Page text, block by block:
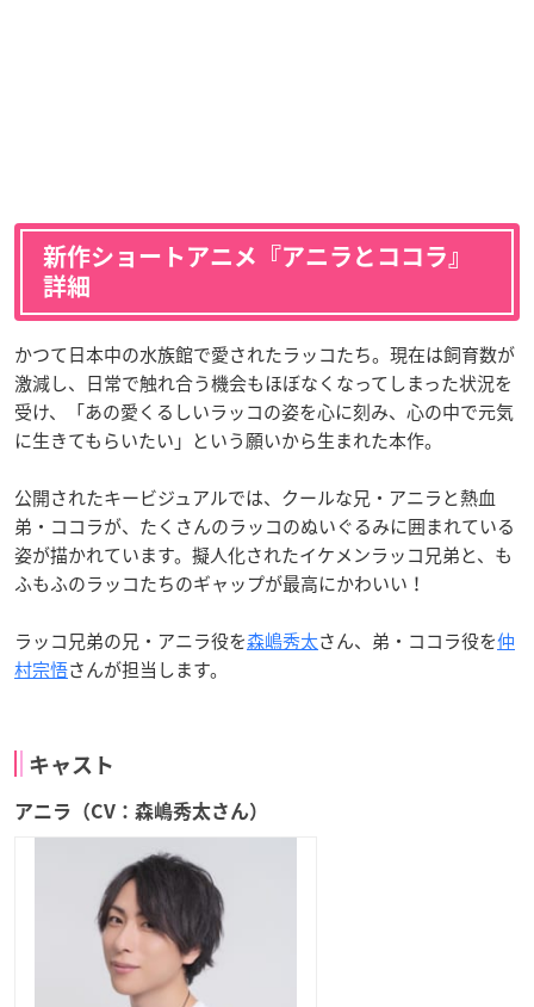
新作ショートアニメ『アニラとココラ』
詳細
かつて日本中の水族館で愛されたラッコたち。現在は飼育数が
激減し、日常で触れ合う機会もほぼなくなってしまった状況を
受け、「あの愛くるしいラッコの姿を心に刻み、心の中で元気
に生きてもらいたい」という願いから生まれた本作。
公開されたキービジュアルでは、クールな兄・アニラと熱血
弟・ココラが、たくさんのラッコのぬいぐるみに囲まれている
姿が描かれています。擬人化されたイケメンラッコ兄弟と、も
ふもふのラッコたちのギャップが最高にかわいい！
ラッコ兄弟の兄・アニラ役を森嶋秀太さん、弟・ココラ役を仲
村宗悟さんが担当します。
キャスト
アニラ（CV：森嶋秀太さん）